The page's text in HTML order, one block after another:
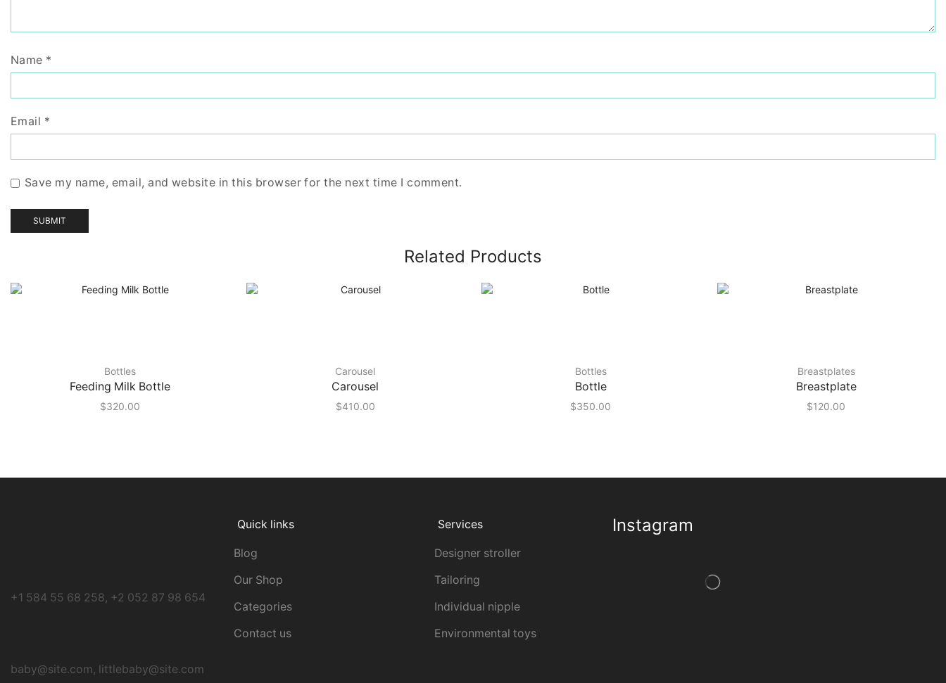
Name *
Email *
Save my name, email, and website in this browser for the next time I comment.
Related Products
Bottles
Feeding Milk Bottle
$320.00
Carousel
Carousel
$410.00
Bottles
Bottle
$350.00
Breastplates
Breastplate
$120.00
+1 584 55 68 258, +2 052 87 98 654
baby@site.com, littlebaby@site.com
Quick links
Blog
Our Shop
Categories
Contact us
Services
Designer stroller
Tailoring
Individual nipple
Environmental toys
Instagram